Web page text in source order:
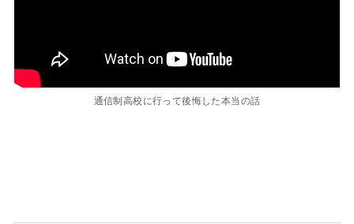
通信制高校に行って後悔した本当の話